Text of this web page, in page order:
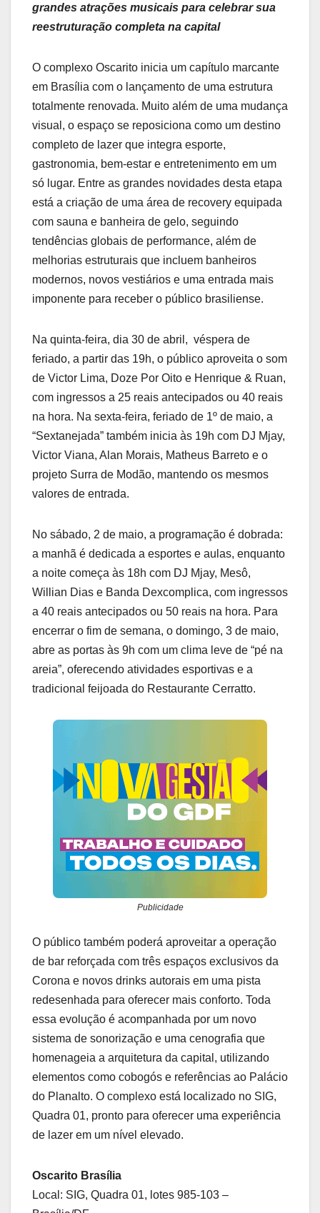
grandes atrações musicais para celebrar sua
reestruturação completa na capital
O complexo Oscarito inicia um capítulo marcante
em Brasília com o lançamento de uma estrutura
totalmente renovada. Muito além de uma mudança
visual, o espaço se reposiciona como um destino
completo de lazer que integra esporte,
gastronomia, bem-estar e entretenimento em um
só lugar. Entre as grandes novidades desta etapa
está a criação de uma área de recovery equipada
com sauna e banheira de gelo, seguindo
tendências globais de performance, além de
melhorias estruturais que incluem banheiros
modernos, novos vestiários e uma entrada mais
imponente para receber o público brasiliense.
Na quinta-feira, dia 30 de abril, véspera de
feriado, a partir das 19h, o público aproveita o som
de Victor Lima, Doze Por Oito e Henrique & Ruan,
com ingressos a 25 reais antecipados ou 40 reais
na hora. Na sexta-feira, feriado de 1º de maio, a
“Sextanejada” também inicia às 19h com DJ Mjay,
Victor Viana, Alan Morais, Matheus Barreto e o
projeto Surra de Modão, mantendo os mesmos
valores de entrada.
No sábado, 2 de maio, a programação é dobrada:
a manhã é dedicada a esportes e aulas, enquanto
a noite começa às 18h com DJ Mjay, Mesô,
Willian Dias e Banda Dexcomplica, com ingressos
a 40 reais antecipados ou 50 reais na hora. Para
encerrar o fim de semana, o domingo, 3 de maio,
abre as portas às 9h com um clima leve de “pé na
areia”, oferecendo atividades esportivas e a
tradicional feijoada do Restaurante Cerratto.
Publicidade
O público também poderá aproveitar a operação
de bar reforçada com três espaços exclusivos da
Corona e novos drinks autorais em uma pista
redesenhada para oferecer mais conforto. Toda
essa evolução é acompanhada por um novo
sistema de sonorização e uma cenografia que
homenageia a arquitetura da capital, utilizando
elementos como cobogós e referências ao Palácio
do Planalto. O complexo está localizado no SIG,
Quadra 01, pronto para oferecer uma experiência
de lazer em um nível elevado.
Oscarito Brasília
Local: SIG, Quadra 01, lotes 985-103 –